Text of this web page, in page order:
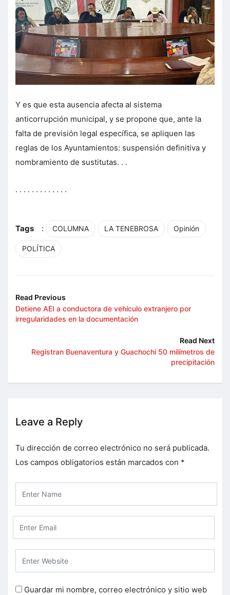
Y es que esta ausencia afecta al sistema
anticorrupción municipal, y se propone que, ante la
falta de previsión legal específica, se apliquen las
reglas de los Ayuntamientos: suspensión definitiva y
nombramiento de sustitutas. . .
. . . . . . . . . . . . .
Tags : COLUMNA LA TENEBROSA Opinión
POLÍTICA
Read Previous
Detiene AEI a conductora de vehículo extranjero por
irregularidades en la documentación
Read Next
Registran Buenaventura y Guachochi 50 milímetros de
precipitación
Leave a Reply
Tu dirección de correo electrónico no será publicada.
Los campos obligatorios están marcados con *
Guardar mi nombre, correo electrónico y sitio web